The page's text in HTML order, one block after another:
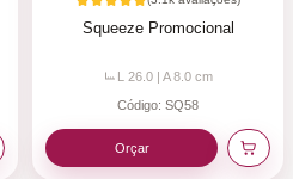
Squeeze Promocional
L 26.0 | A 8.0 cm
Código: SQ58
Orçar